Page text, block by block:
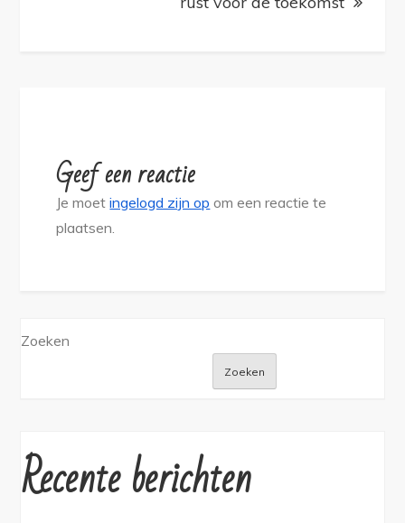
Geef een reactie
Je moetingelogd zijn op om een reactie te
plaatsen.
Zoeken
Zoeken
Recente berichten